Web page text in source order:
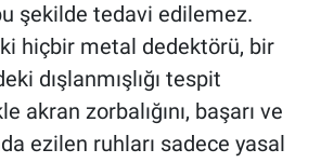
şekilde tedavi edilemez.
ki hiçbir metal dedektörü, bir
dışlanmışlığı tespit
akran zorbalığını, başarı ve
ezilen ruhları sadece yasal